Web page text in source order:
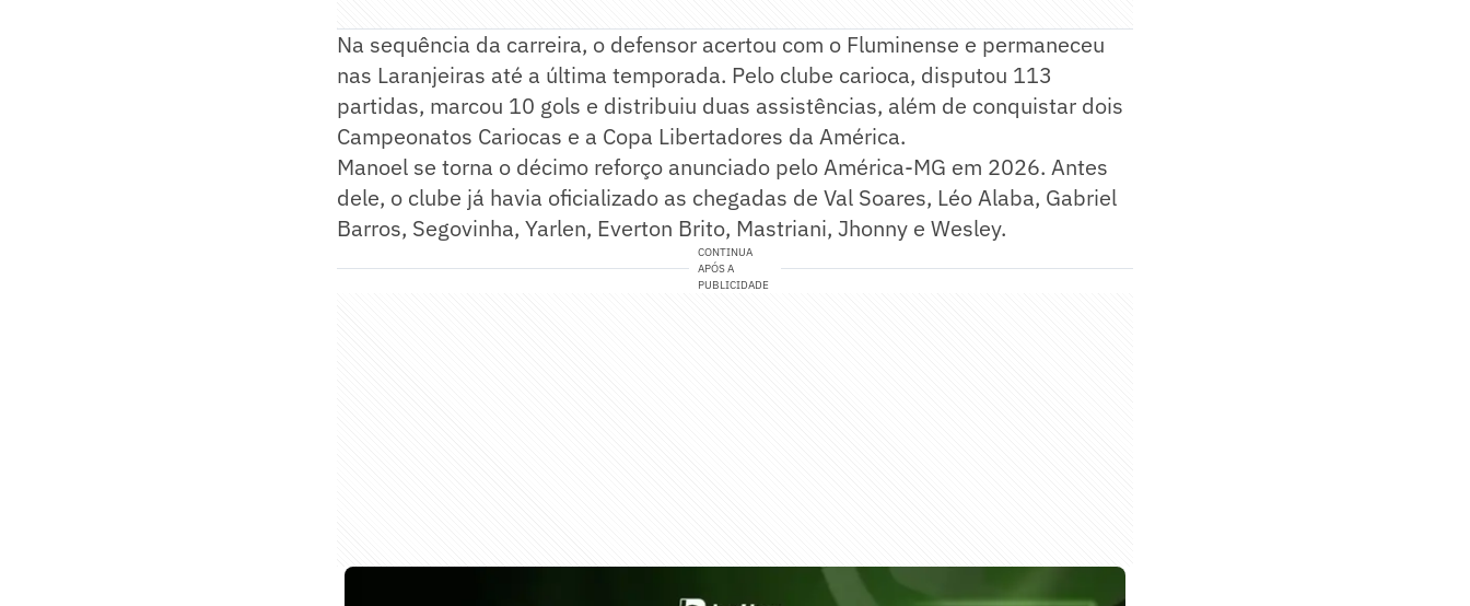
Na sequência da carreira, o defensor acertou com o Fluminense e permaneceu
nas Laranjeiras até a última temporada. Pelo clube carioca, disputou 113
partidas, marcou 10 gols e distribuiu duas assistências, além de conquistar dois
Campeonatos Cariocas e a Copa Libertadores da América.
Manoel se torna o décimo reforço anunciado pelo América-MG em 2026. Antes
dele, o clube já havia oficializado as chegadas de Val Soares, Léo Alaba, Gabriel
Barros, Segovinha, Yarlen, Everton Brito, Mastriani, Jhonny e Wesley.
CONTINUA
APÓS A
PUBLICIDADE